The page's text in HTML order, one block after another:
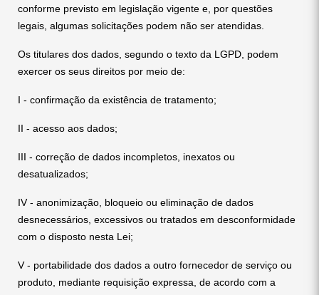
conforme previsto em legislação vigente e, por questões
legais, algumas solicitações podem não ser atendidas.
Os titulares dos dados, segundo o texto da LGPD, podem
exercer os seus direitos por meio de:
I - confirmação da existência de tratamento;
II - acesso aos dados;
III - correção de dados incompletos, inexatos ou
desatualizados;
IV - anonimização, bloqueio ou eliminação de dados
desnecessários, excessivos ou tratados em desconformidade
com o disposto nesta Lei;
V - portabilidade dos dados a outro fornecedor de serviço ou
produto, mediante requisição expressa, de acordo com a